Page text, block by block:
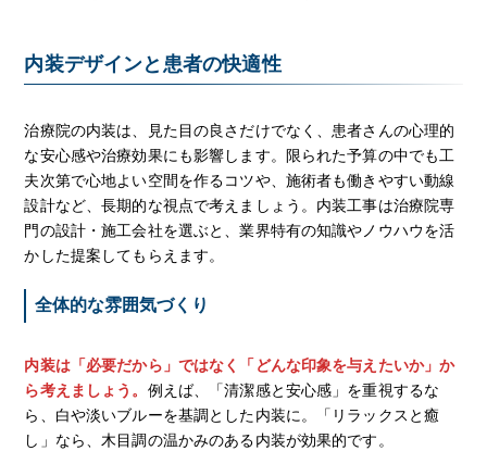
内装デザインと患者の快適性
治療院の内装は、見た目の良さだけでなく、患者さんの心理的
な安心感や治療効果にも影響します。限られた予算の中でも工
夫次第で心地よい空間を作るコツや、施術者も働きやすい動線
設計など、長期的な視点で考えましょう。内装工事は治療院専
門の設計・施工会社を選ぶと、業界特有の知識やノウハウを活
かした提案してもらえます。
全体的な雰囲気づくり
内装は「必要だから」ではなく「どんな印象を与えたいか」か
ら考えましょう。 例えば、「清潔感と安心感」を重視するな
ら、白や淡いブルーを基調とした内装に。「リラックスと癒
し」なら、木目調の温かみのある内装が効果的です。